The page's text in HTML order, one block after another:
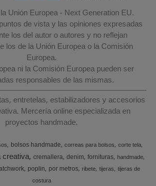
Unión Europea - Next Generation EU.
de vista y las opiniones expresadas
los del autor o autores y no reflejan
los de la Unión Europea o la Comisión
Europea.
ni la Comisión Europea pueden ser
responsables de las mismas.
entretelas, estabilizadores y accesorios
Mercería online especializada en
proyectos handmade.
bolsos handmade correas para bolsos corte tela
cremallera denim fornituras handmade
poplin por metros ribete tijeras tijeras de
costura